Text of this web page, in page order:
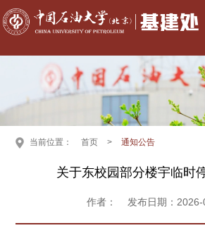
当前位置： 首页 > 通知公告
关于东校园部分楼宇临时
作者： 发布日期：2026-